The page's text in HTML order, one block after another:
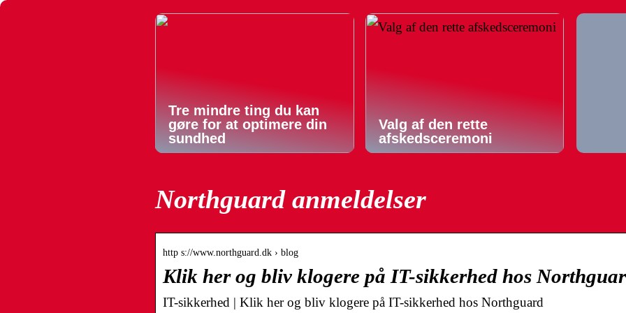
Tre mindre ting du kan
gøre for at optimere din
sundhed
Valg af den rette
afskedsceremoni
Northguard anmeldelser
http s://www.northguard.dk › blog
Klik her og bliv klogere på IT-sikkerhed hos
IT-sikkerhed | Klik her og bliv klogere på IT-sikkerhed hos Northguard